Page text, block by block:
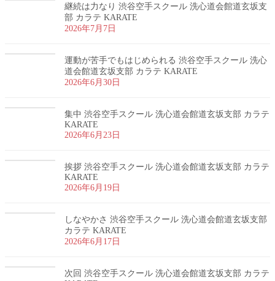
継続は力なり 渋谷空手スクール 洗心道会館道玄坂支
部 カラテ KARATE
2026年7月7日
運動が苦手でもはじめられる 渋谷空手スクール 洗心
道会館道玄坂支部 カラテ KARATE
2026年6月30日
集中 渋谷空手スクール 洗心道会館道玄坂支部 カラテ
KARATE
2026年6月23日
挨拶 渋谷空手スクール 洗心道会館道玄坂支部 カラテ
KARATE
2026年6月19日
しなやかさ 渋谷空手スクール 洗心道会館道玄坂支部
カラテ KARATE
2026年6月17日
次回 渋谷空手スクール 洗心道会館道玄坂支部 カラテ